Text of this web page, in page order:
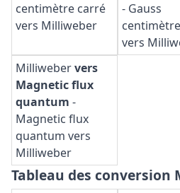
centimètre carré
vers Milliweber
- Gauss
vers
Milliwebervers
Magnetic flux
quantum -
Magnetic flux
quantum vers
Milliweber
Tableau des conversion